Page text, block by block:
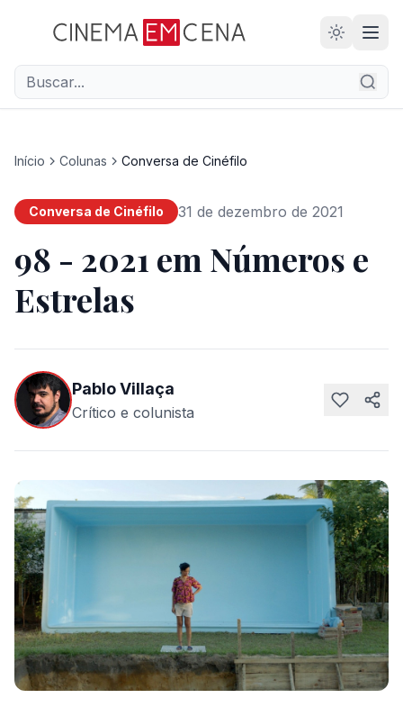
28
ANOS
Início Colunas Conversa de Cinéfilo
Conversa de Cinéfilo 31 de dezembro de 2021
98 - 2021 em Números e
Estrelas
Pablo Villaça
Crítico e colunista